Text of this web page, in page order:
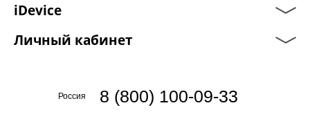
iDevice
Личный кабинет
Россия 8 (800) 100-09-33